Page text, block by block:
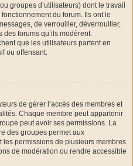
groupes d’utilisateurs) dont le travail
du forum. Ils ont le
de verrouiller, déverrouiller,
forums qu’ils modèrent.
que les utilisateurs partent en
ou offensant.
de gérer l’accès des membres et
Chaque membre peut appartenir
peut avoir ses permissions. La
des groupes permet aux
permissions de plusieurs membres
de modération ou rendre accessible